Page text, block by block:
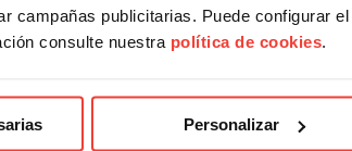
campañas publicitarias. Puede configurar
consulte nuestra política de cookies.
Personalizar
subida de 2021
de orfandad absoluta también
forma: